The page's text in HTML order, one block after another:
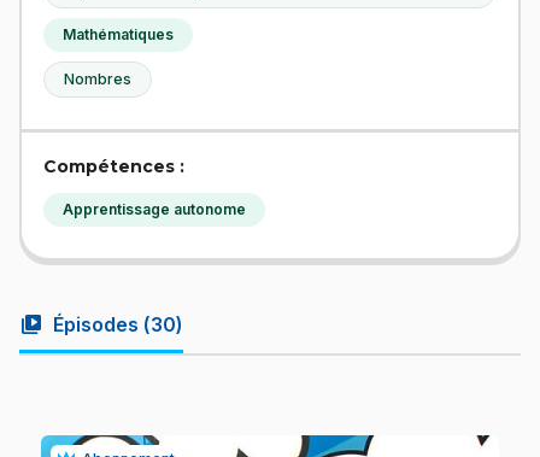
Mathématiques
Nombres
Compétences :
Apprentissage autonome
video_library Épisodes (30)